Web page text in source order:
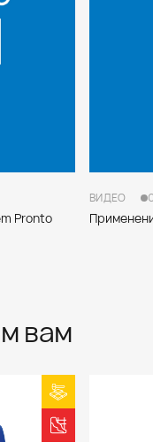
Pronto
ВИДЕО
вам